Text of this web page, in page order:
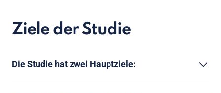
Ziele der Studie
Die Studie hat zwei Hauptziele: